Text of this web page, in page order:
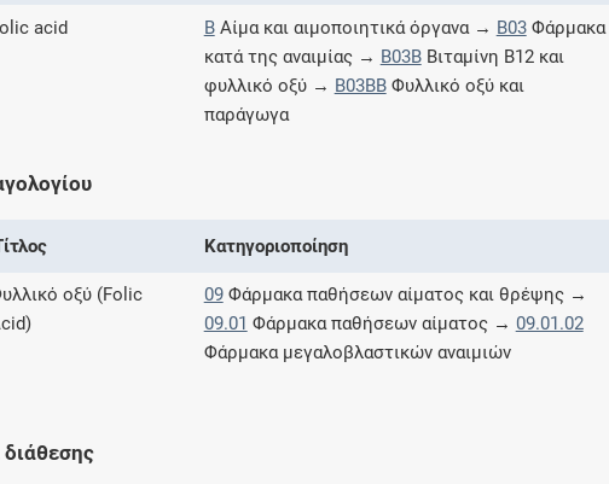
Μοιραζόμαστε μαζί σας γεγονότα της
πορείας του Galinos.gr από το 2011 μέχρι
acid BΑίμα και αιμοποιητικά όργανα → B03Φάρμακα
κατά της αναιμίας → B03BΒιταμίνη B12 και
φυλλικό οξύ → B03BBΦυλλικό οξύ και
παράγωγα
Κατηγοριοποίηση
οξύ (Folic
09Φάρμακα παθήσεων αίματος και θρέψης →
09.01 Φάρμακα παθήσεων αίματος → 09.01.02
Φάρμακα μεγαλοβλαστικών αναιμιών
διάθεσης